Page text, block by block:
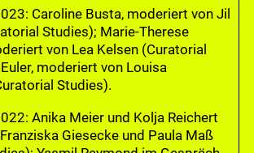
Caroline Busta, moderiert von Jil
Studies); Marie-Therese
von Lea Kelsen (Curatorial
moderiert von Louisa
Studies).
Anika Meier und Kolja Reichert
Giesecke und Paula Maß